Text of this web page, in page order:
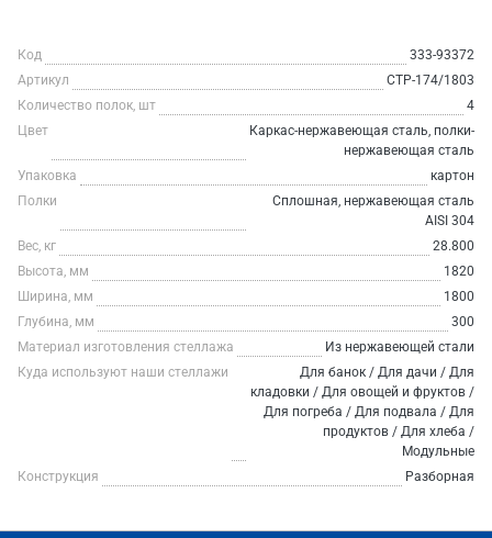
Код
333-93372
Артикул
СТР-174/1803
Количество полок, шт
4
Цвет
Каркас-нержавеющая сталь, полки-
нержавеющая сталь
Упаковка
картон
Полки
Сплошная, нержавеющая сталь
AISI 304
Вес, кг
28.800
Высота, мм
1820
Ширина, мм
1800
Глубина, мм
300
Материал изготовления стеллажа
Из нержавеющей стали
Куда используют наши стеллажи
Для банок / Для дачи / Для
кладовки / Для овощей и фруктов /
Для погреба / Для подвала / Для
продуктов / Для хлеба /
Модульные
Конструкция
Разборная